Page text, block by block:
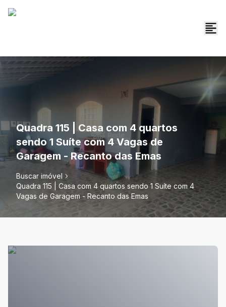
Quadra 115 | Casa com 4 quartos
sendo 1 Suíte com 4 Vagas de
Garagem - Recanto das Emas
Buscar imóvel
Quadra 115 | Casa com 4 quartos sendo 1 Suíte com 4
Vagas de Garagem - Recanto das Emas